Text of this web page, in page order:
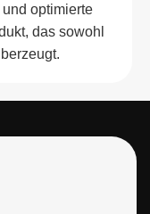
optimierte
das sowohl